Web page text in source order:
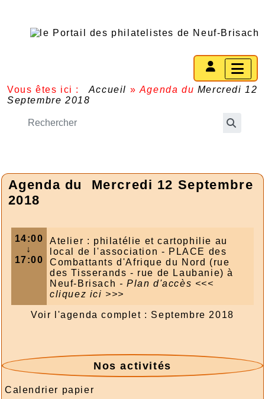
Vous êtes ici : Accueil » Agenda du Mercredi 12
Septembre 2018
Nos activités
Calendrier papier
Agenda du
Mercredi 12 Septembre
2018
14:00
↓
17:00
Atelier : philatélie et cartophilie au
local de l'association - PLACE des
Combattants d'Afrique du Nord (rue
des Tisserands - rue de Laubanie) à
Neuf-Brisach - Plan d'accès <<<
cliquez ici >>>
Voir l'agenda complet : Septembre 2018